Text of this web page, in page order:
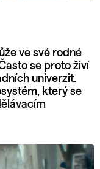
ve své rodné
se proto živí
univerzit.
který se